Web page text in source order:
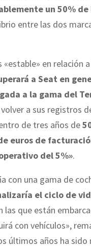
un 50%
entre las dos
en relación
a Seat en
a la gama del
a sus registros
de tres años de
euros de
del 5%».
con una gama de
el ciclo de
que están
con vehículos»,
últimos años ha sido